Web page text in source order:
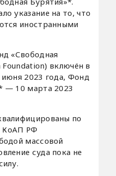
указание на то, что
иностранными
«Свободная
включён в
июня 2023 года, Фонд
— 10 марта 2023
по
КоАП РФ
массовой
суда пока не